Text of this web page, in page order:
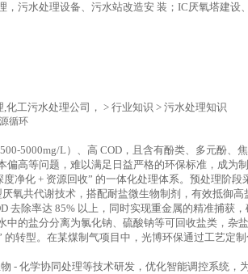
污水处理设备、污水站改造安 装；IC厌氧塔建设
化工污水处理公司， > 行业知识 > 污水处理知识
循环
5000mg/L）、高 COD，且含有酚类、多元酚
高等问题，难以满足日益严格的环保标准，成为
净化 + 资源回收” 的一体化处理体系。预处理阶
氧共代谢技术，搭配耐盐微生物制剂，有效抵御
除率达 85% 以上，同时实现重金属的精准捕获，
的盐分分离为氯化钠、硫酸钠等可回收盐类，
转型。在某煤制气项目中，光博环保通过工艺定
- 化学协同处理等技术研发，优化智能调控系统